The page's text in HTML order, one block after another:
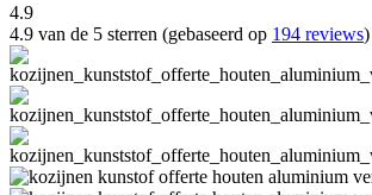
4.9
4.9 van de 5 sterren (gebaseerd op 194 reviews)